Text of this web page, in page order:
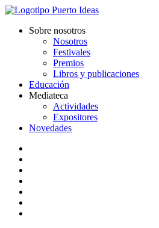
Sobre nosotros
Nosotros
Festivales
Premios
Libros y publicaciones
Educación
Mediateca
Actividades
Expositores
Novedades